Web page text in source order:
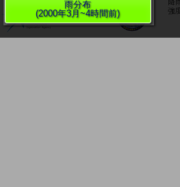
雨分布
(2000年3月~4時間前)